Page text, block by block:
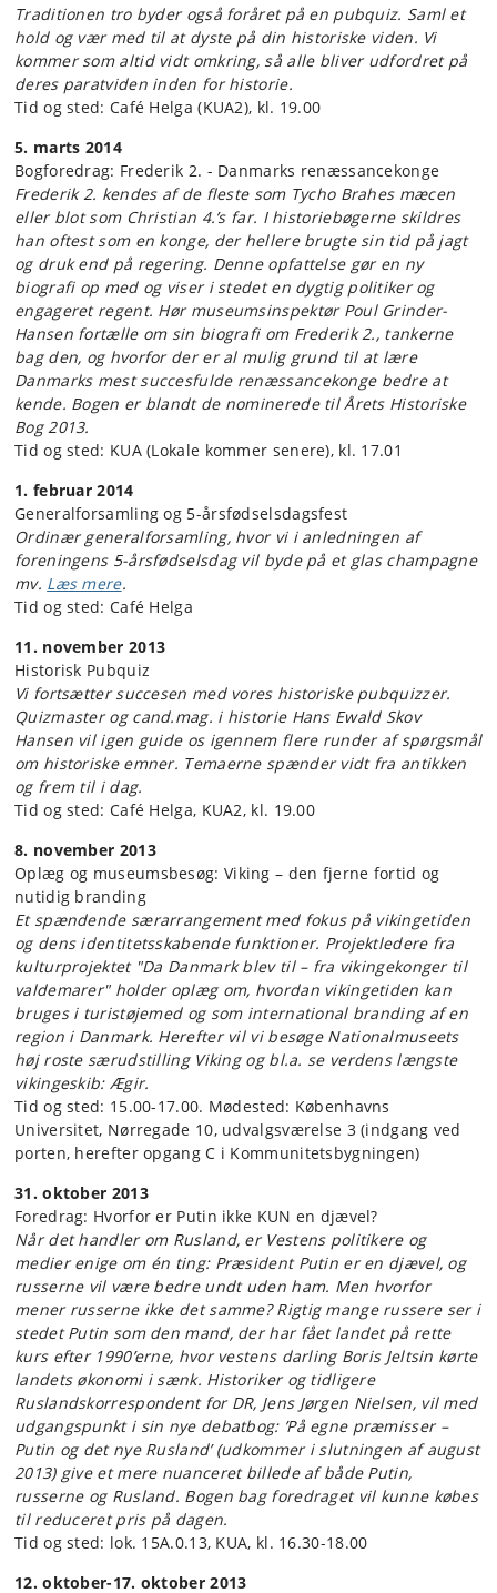
Traditionen tro byder også foråret på en pubquiz. Saml et
hold og vær med til at dyste på din historiske viden. Vi
kommer som altid vidt omkring, så alle bliver udfordret på
deres paratviden inden for historie.
Tid og sted: Café Helga (KUA2), kl. 19.00
5. marts 2014
Bogforedrag: Frederik 2. - Danmarks renæssancekonge
Frederik 2. kendes af de fleste som Tycho Brahes mæcen
eller blot som Christian 4.’s far. I historiebøgerne skildres
han oftest som en konge, der hellere brugte sin tid på jagt
og druk end på regering. Denne opfattelse gør en ny
biografi op med og viser i stedet en dygtig politiker og
engageret regent. Hør museumsinspektør Poul Grinder-
Hansen fortælle om sin biografi om Frederik 2., tankerne
bag den, og hvorfor der er al mulig grund til at lære
Danmarks mest succesfulde renæssancekonge bedre at
kende. Bogen er blandt de nominerede til Årets Historiske
Bog 2013.
Tid og sted: KUA (Lokale kommer senere), kl. 17.01
1. februar 2014
Generalforsamling og 5-årsfødselsdagsfest
Ordinær generalforsamling, hvor vi i anledningen af
foreningens 5-årsfødselsdag vil byde på et glas champagne
mv. Læs mere.
Tid og sted: Café Helga
11. november 2013
Historisk Pubquiz
Vi fortsætter succesen med vores historiske pubquizzer.
Quizmaster og cand.mag. i historie Hans Ewald Skov
Hansen vil igen guide os igennem flere runder af spørgsmål
om historiske emner. Temaerne spænder vidt fra antikken
og frem til i dag.
Tid og sted: Café Helga, KUA2, kl. 19.00
8. november 2013
Oplæg og museumsbesøg: Viking – den fjerne fortid og
nutidig branding
Et spændende særarrangement med fokus på vikingetiden
og dens identitetsskabende funktioner. Projektledere fra
kulturprojektet "Da Danmark blev til – fra vikingekonger til
valdemarer" holder oplæg om, hvordan vikingetiden kan
bruges i turistøjemed og som international branding af en
region i Danmark. Herefter vil vi besøge Nationalmuseets
høj roste særudstilling Viking og bl.a. se verdens længste
vikingeskib: Ægir.
Tid og sted: 15.00-17.00. Mødested: Københavns
Universitet, Nørregade 10, udvalgsværelse 3 (indgang ved
porten, herefter opgang C i Kommunitetsbygningen)
31. oktober 2013
Foredrag: Hvorfor er Putin ikke KUN en djævel?
Når det handler om Rusland, er Vestens politikere og
medier enige om én ting: Præsident Putin er en djævel, og
russerne vil være bedre undt uden ham. Men hvorfor
mener russerne ikke det samme? Rigtig mange russere ser i
stedet Putin som den mand, der har fået landet på rette
kurs efter 1990’erne, hvor vestens darling Boris Jeltsin kørte
landets økonomi i sænk. Historiker og tidligere
Ruslandskorrespondent for DR, Jens Jørgen Nielsen, vil med
udgangspunkt i sin nye debatbog: ’På egne præmisser –
Putin og det nye Rusland’ (udkommer i slutningen af august
2013) give et mere nuanceret billede af både Putin,
russerne og Rusland. Bogen bag foredraget vil kunne købes
til reduceret pris på dagen.
Tid og sted: lok. 15A.0.13, KUA, kl. 16.30-18.00
12. oktober-17. oktober 2013